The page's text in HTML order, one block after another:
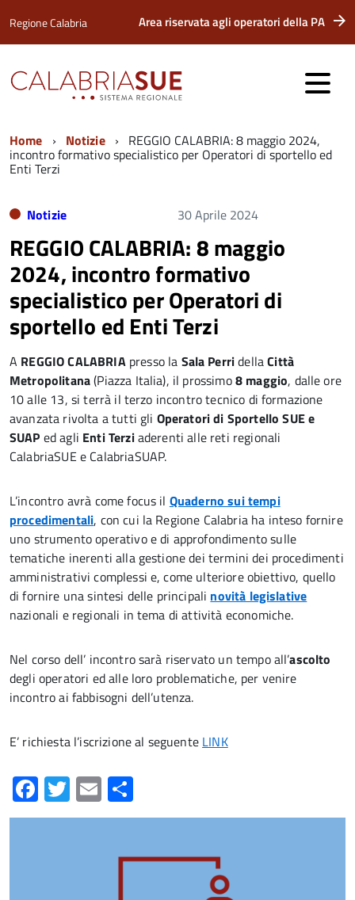
Regione Calabria Area riservata agli operatori della PA
Home Notizie REGGIO CALABRIA: 8 maggio 2024,
incontro formativo specialistico per Operatori di sportello ed
Enti Terzi
Notizie 30 Aprile 2024
REGGIO CALABRIA: 8 maggio
2024, incontro formativo
specialistico per Operatori di
sportello ed Enti Terzi
A REGGIO CALABRIA presso la Sala PerridellaCittà
Metropolitana(Piazza Italia), il prossimo8 maggio, dalle ore
10 alle 13, si terrà il terzo incontro tecnico di formazione
avanzata rivolta a tutti gli Operatori di Sportello SUE e
SUAP ed agli Enti Terziaderenti alle reti regionali
CalabriaSUE e CalabriaSUAP.
L’incontro avrà come focus il Quaderno sui tempi
procedimentali, con cui la Regione Calabria ha inteso fornire
uno strumento operativo e di approfondimento sulle
tematiche inerenti alla gestione dei termini dei procedimenti
amministrativi complessi e, come ulteriore obiettivo, quello
di fornire una sintesi delle principali novità legislative
nazionali e regionali in tema di attività economiche.
Nel corso dell’ incontro sarà riservato un tempo all’ascolto
degli operatori ed alle loro problematiche, per venire
incontro ai fabbisogni dell’utenza.
E’ richiesta l’iscrizione al seguente LINK
Facebook
Twitter
Email